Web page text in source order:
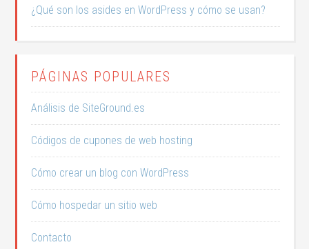
¿Qué son los asides en WordPress y cómo se usan?
PÁGINAS POPULARES
Análisis de SiteGround.es
Códigos de cupones de web hosting
Cómo crear un blog con WordPress
Cómo hospedar un sitio web
Contacto